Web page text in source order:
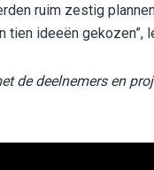
ruim zestig
tien ideeën gekozen”,
de deelnemers en